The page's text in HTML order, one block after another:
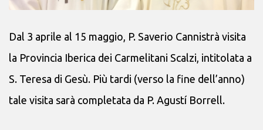
Dal 3 aprile al 15 maggio, P. Saverio Cannistrà visita
la Provincia Iberica dei Carmelitani Scalzi, intitolata a
S. Teresa di Gesù. Più tardi (verso la fine dell’anno)
tale visita sarà completata da P. Agustí Borrell.